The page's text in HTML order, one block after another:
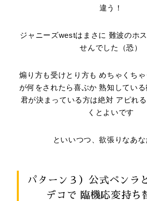
違う！
ジャニーズwestはまさに 難波のホ
せんでした（恐）
煽り方も受けとり方も めちゃくち
が何をされたら喜ぶか 熟知してい
君が決まっている方は絶対 アピれ
くとよいです
といいつつ、欲張りなあ
パターン３）公式ペンラ
デコで 臨機応変持ち